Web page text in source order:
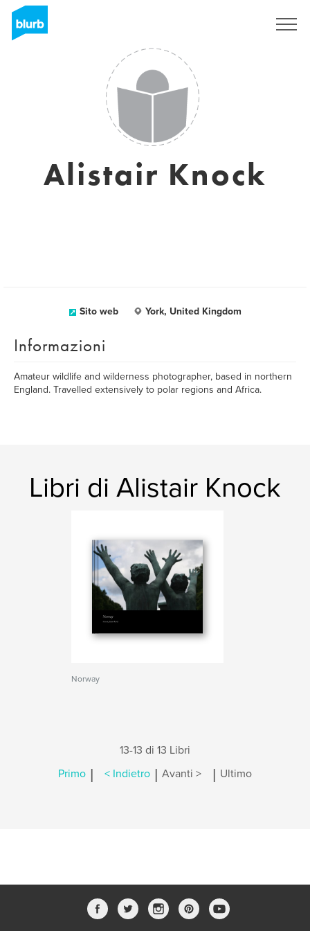
Alistair Knock
Sito web York, United Kingdom
Informazioni
Amateur wildlife and wilderness photographer, based in northern
England. Travelled extensively to polar regions and Africa.
Libri di Alistair Knock
Norway
13-13 di 13 Libri
Primo | < Indietro | Avanti > | Ultimo